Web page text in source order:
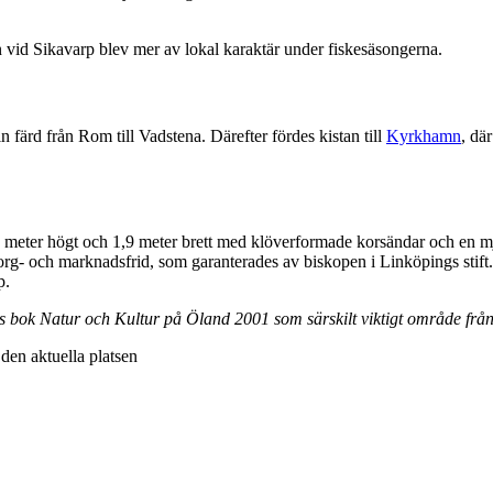
Sikavarp blev mer av lokal karaktär under fiskesäsongerna.
färd från Rom till Vadstena. Därefter fördes kistan till Kyrkhamn,
högt och 1,9 meter brett med klöverformade korsändar och en
och marknadsfrid, som garanterades av biskopen i Linköpings
bok Natur och Kultur på Öland 2001 som särskilt viktigt område
aktuella platsen